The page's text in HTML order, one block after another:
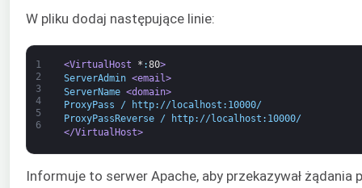
W pliku dodaj następujące linie:
1
2
3
4
5
6
<VirtualHost * :80>
ServerAdmin <email>
ServerName <domain>
ProxyPass / http://localhost:10000/
ProxyPassReverse / http://localhost:10000/
</VirtualHost>
Informuje to serwer Apache, aby przekazywał